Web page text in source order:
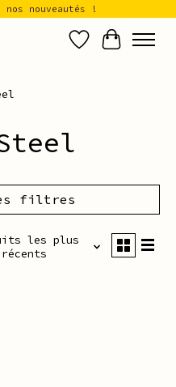
nouveautés !
Liste de
Panier
filtres
les plus
récents